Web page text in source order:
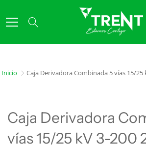
to
Content
Inicio Caja Derivadora Combinada 5 vías 15/25
Caja Derivadora
vías 15/25 kV 3-200